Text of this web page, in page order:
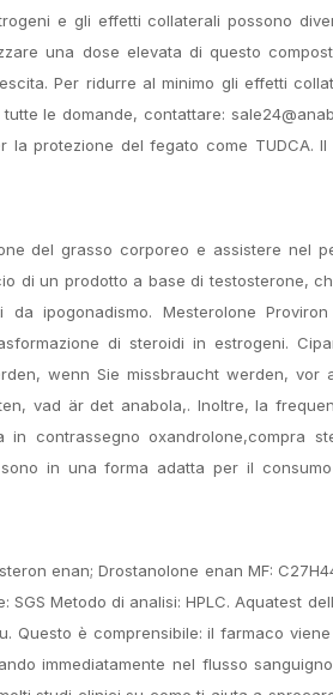
e gli effetti collaterali possono
una dose elevata di questo
Per ridurre al minimo gli effetti
le domande, contattare:
protezione del fegato come TUDCA.
del grasso corporeo e assistere nel
di un prodotto a base di testosterone,
ipogonadismo. Mesterolone
di steroidi in estrogeni.
wenn Sie missbraucht werden, vor
vad är det anabola,. Inoltre, la
contrassegno oxandrolone,compra
in una forma adatta per il consumo
enan; Drostanolone enan MF:
Metodo di analisi: HPLC. Aquatest
Questo è comprensibile: il farmaco
immediatamente nel flusso